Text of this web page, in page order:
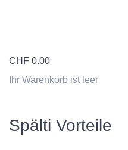
CHF 0.00
Ihr Warenkorb ist leer
Spälti Vorteile